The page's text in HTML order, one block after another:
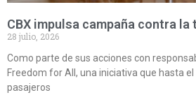
CBX impulsa campaña contra
28 julio, 2026
Como parte de sus acciones con
Freedom for All, una iniciativa que hasta
pasajeros